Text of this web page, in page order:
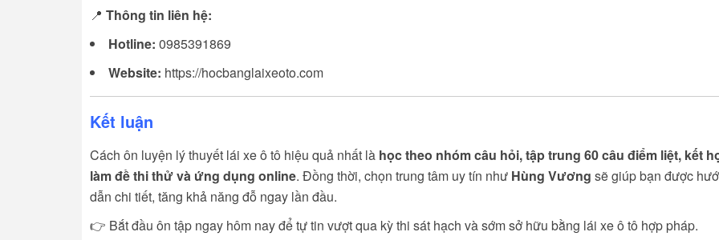
📍 Thông tin liên hệ:
Hotline: 0985391869
Website: https://hocbanglaixeoto.com
Kết luận
Cách ôn luyện lý thuyết lái xe ô tô hiệu quả nhất là học theo nhóm câu hỏi, tập trung 60 câu điểm liệt, kết
làm đề thi thử và ứng dụng online. Đồng thời, chọn trung tâm uy tín như Hùng Vương sẽ giúp bạn được
dẫn chi tiết, tăng khả năng đỗ ngay lần đầu.
👉 Bắt đầu ôn tập ngay hôm nay để tự tin vượt qua kỳ thi sát hạch và sớm sở hữu bằng lái xe ô tô hợp pháp.